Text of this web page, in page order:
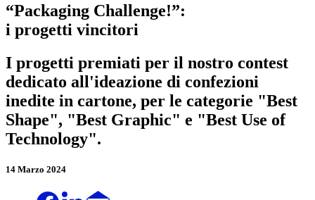
“Packaging Challenge!”:
i progetti vincitori
I progetti premiati per il nostro contest
dedicato all'ideazione di confezioni
inedite in cartone, per le categorie "Best
Shape", "Best Graphic" e "Best Use of
Technology".
14 Marzo 2024